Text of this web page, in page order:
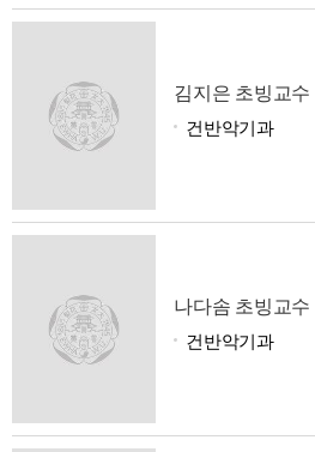
김지은 초빙교수
건반악기과
나다솜 초빙교수
건반악기과